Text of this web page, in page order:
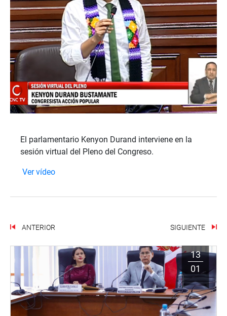
El parlamentario Kenyon Durand interviene en la
sesión virtual del Pleno del Congreso.
Ver vídeo
ANTERIOR SIGUIENTE
13
01